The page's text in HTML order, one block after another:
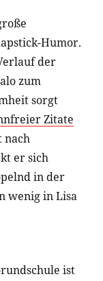
Humor.
der
zum
sorgt
Zitate
nach
er sich
in der
wenig in Lisa
ist